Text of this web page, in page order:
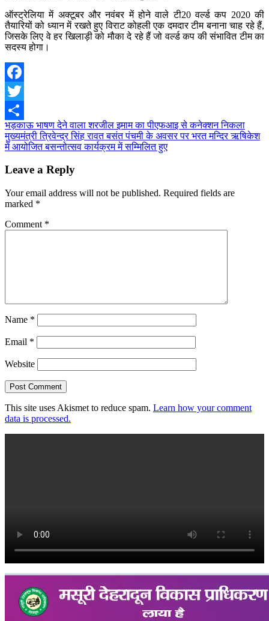
ऑस्ट्रेलिया में अक्टूबर और नवंबर में होने वाले टी20 वर्ल्ड कप 2020 की
तैयारियों को ध्यान में रखते हुए विराट कोहली एक दमदार टीम बनाना चाह रहे हैं,
जिसके लिए वे हर खिलाड़ी को मौका दे रहे हैं जो वर्ल्ड कप की संभावित टीम का
सदस्य होगा।
Facebook
Twitter
Share
Post
navigation
भड़काऊ भाषण देने वाला शरजील इमाम का पीएफआइ से कनेक्शन निकला
मुख्यमंत्री त्रिवेन्द्र सिंह रावत बसंत पंचमी के अवसर पर भरत मन्दिर ऋषिकेश
में आयोजित बसन्तोत्सव कार्यक्रम में सम्मिलित हुए
Leave a Reply
Your email address will not be published. Required fields are
marked *
Comment *
Name *
Email *
Website
This site uses Akismet to reduce spam. Learn how your comment
data is processed.